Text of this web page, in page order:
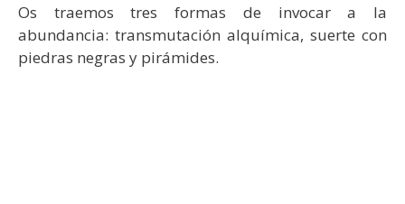
Os traemos tres formas de invocar a la
abundancia: transmutación alquímica, suerte con
piedras negras y pirámides.